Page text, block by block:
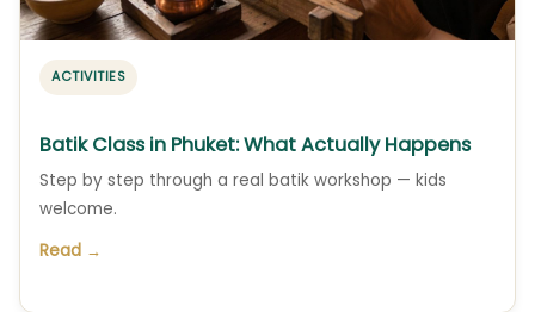
ACTIVITIES
Batik Class in Phuket: What Actually Happens
Step by step through a real batik workshop — kids
welcome.
Read →